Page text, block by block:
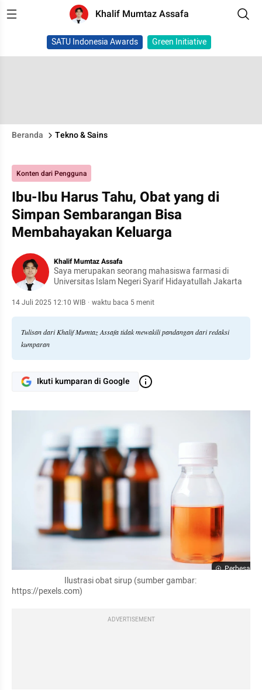
Khalif Mumtaz Assafa
SATU Indonesia Awards Green Initiative
Beranda Tekno & Sains
Konten dari Pengguna
Ibu-Ibu Harus Tahu, Obat yang di
Simpan Sembarangan Bisa
Membahayakan Keluarga
Khalif Mumtaz Assafa
Saya merupakan seorang mahasiswa farmasi di
Universitas Islam Negeri Syarif Hidayatullah Jakarta
14 Juli 2025 12:10 WIB · waktu baca 5 menit
Tulisan dari Khalif Mumtaz Assafa tidak mewakili pandangan dari redaksi
kumparan
Ikuti kumparan di Google
Perbesar
https://pexels.com)
ADVERTISEMENT